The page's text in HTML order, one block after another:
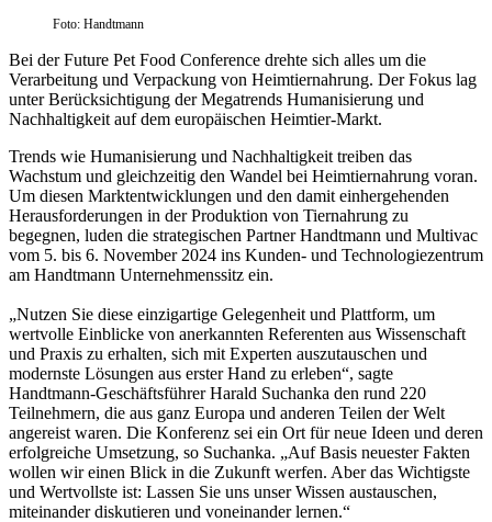
Foto: Handtmann
Bei der Future Pet Food Conference drehte sich alles um die
Verarbeitung und Verpackung von Heimtiernahrung. Der Fokus lag
unter Berücksichtigung der Megatrends Humanisierung und
Nachhaltigkeit auf dem europäischen Heimtier-Markt.
Trends wie Humanisierung und Nachhaltigkeit treiben das
Wachstum und gleichzeitig den Wandel bei Heimtiernahrung voran.
Um diesen Marktentwicklungen und den damit einhergehenden
Herausforderungen in der Produktion von Tiernahrung zu
begegnen, luden die strategischen Partner Handtmann und Multivac
vom 5. bis 6. November 2024 ins Kunden- und Technologiezentrum
am Handtmann Unternehmenssitz ein.
„Nutzen Sie diese einzigartige Gelegenheit und Plattform, um
wertvolle Einblicke von anerkannten Referenten aus Wissenschaft
und Praxis zu erhalten, sich mit Experten auszutauschen und
modernste Lösungen aus erster Hand zu erleben“, sagte
Handtmann-Geschäftsführer Harald Suchanka den rund 220
Teilnehmern, die aus ganz Europa und anderen Teilen der Welt
angereist waren. Die Konferenz sei ein Ort für neue Ideen und deren
erfolgreiche Umsetzung, so Suchanka. „Auf Basis neuester Fakten
wollen wir einen Blick in die Zukunft werfen. Aber das Wichtigste
und Wertvollste ist: Lassen Sie uns unser Wissen austauschen,
miteinander diskutieren und voneinander lernen.“